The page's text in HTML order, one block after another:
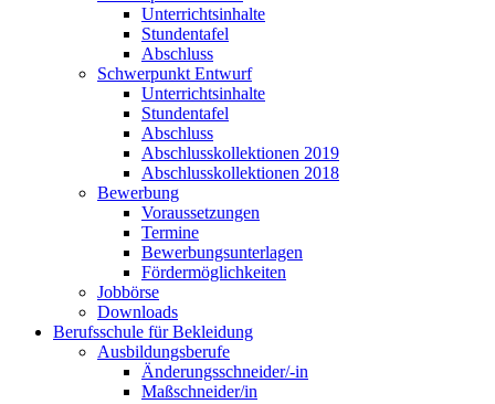
Unterrichtsinhalte
Stundentafel
Abschluss
Schwerpunkt Entwurf
Unterrichtsinhalte
Stundentafel
Abschluss
Abschlusskollektionen 2019
Abschlusskollektionen 2018
Bewerbung
Voraussetzungen
Termine
Bewerbungsunterlagen
Fördermöglichkeiten
Jobbörse
Downloads
Berufsschule für Bekleidung
Ausbildungsberufe
Änderungsschneider/-in
Maßschneider/in